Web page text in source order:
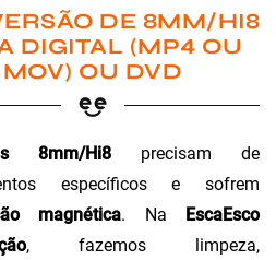
DE 8MM/HI8
DIGITAL (MP4 OU
MOV) OU DVD
8mm/Hi8 precisam de
específicos e sofrem
magnética. Na EscaEsco
, fazemos limpeza,